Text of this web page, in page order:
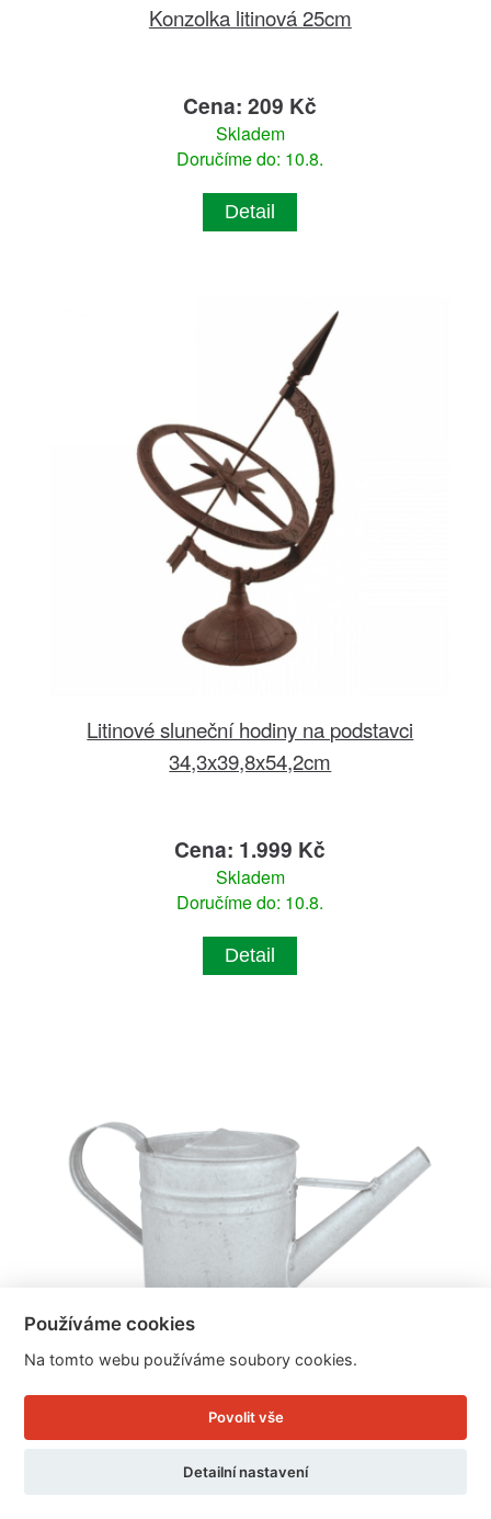
Konzolka litinová 25cm
Cena: 209 Kč
Skladem
Doručíme do: 10.8.
Detail
Litinové sluneční hodiny na podstavci
34,3x39,8x54,2cm
Cena: 1.999 Kč
Skladem
Doručíme do: 10.8.
Detail
Konev na zalévání 0,8 L
Používáme cookies
Na tomto webu používáme soubory cookies.
Povolit vše
Detailní nastavení